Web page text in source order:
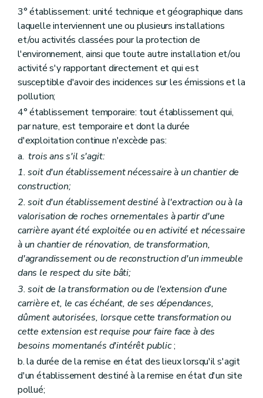
Art. 39
Chapitre IV Recours
Art. 40
Art. 41
Chapitre V Transformation et extension d'un établissement classé
Art. 42
Chapitre VI Etablissements mobiles
Art. 43
Art. 44
Chapitre VII
Contenu et effets du permis d'environnement
Section première Contenu de la décision
Art. 45
Section 2 Effets du permis
Art. 46
Art. 47
Art. 48
Art. 49
Section 3
Durée de validité du permis
Art. 50
Art. 51
Art. 52
Section 4
Mise en oeuvre du permis
Art. 53
Art. 54
Chapitre VIII Conditions d'exploitation et obligations de l'exploitant
Section première Conditions d'exploitation
Art. 55
Art. 55bis
Art. 56
Section 2 Obligations de l'exploitant
Art. 58
Art. 59
Art. 59bis
3° établissement: unité technique et géographique dans
laquelle interviennent une ou plusieurs installations
et/ou activités classées pour la protection de
l'environnement, ainsi que toute autre installation et/ou
activité s'y rapportant directement et qui est
susceptible d'avoir des incidences sur les émissions et la
pollution;
4° établissement temporaire: tout établissement qui,
par nature, est temporaire et dont la durée
d'exploitation continue n'excède pas:
a.trois ans s'il s'agit:
1. soit d'un établissement nécessaire à un chantier de
construction;
2. soit d'un établissement destiné à l'extraction ou à la
valorisation de roches ornementales à partir d'une
carrière ayant été exploitée ou en activité et nécessaire
à un chantier de rénovation, de transformation,
d'agrandissement ou de reconstruction d'un immeuble
dans le respect du site bâti;
3. soit de la transformation ou de l'extension d'une
carrière et, le cas échéant, de ses dépendances,
dûment autorisées, lorsque cette transformation ou
cette extension est requise pour faire face à des
besoins momentanés d'intérêt public;
b. la durée de la remise en état des lieux lorsqu'il s'agit
d'un établissement destiné à la remise en état d'un site
pollué;